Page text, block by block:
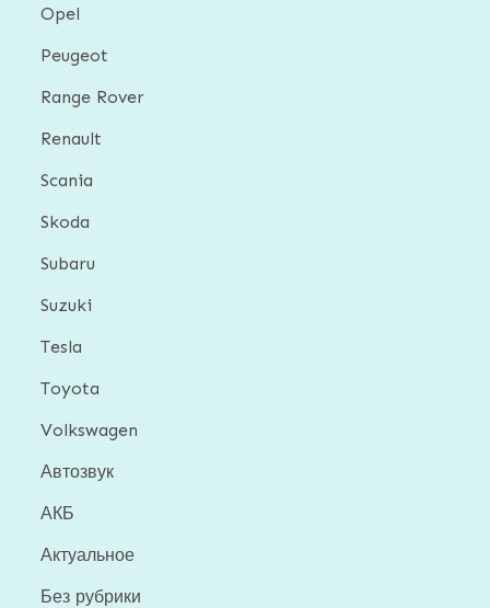
Opel
Peugeot
Range Rover
Renault
Scania
Skoda
Subaru
Suzuki
Tesla
Toyota
Volkswagen
Автозвук
АКБ
Актуальное
Без рубрики